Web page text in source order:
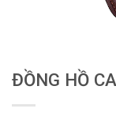
ĐỒNG HỒ